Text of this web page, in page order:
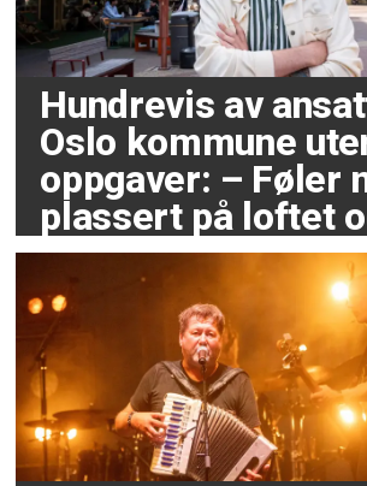
Hundrevis av
Oslo kommune
oppgaver: – Føler
plassert på loftet